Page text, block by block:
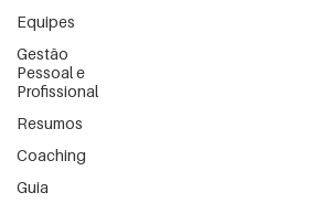
Equipes
Gestão
Pessoal e
Profissional
Resumos
Coaching
Guia